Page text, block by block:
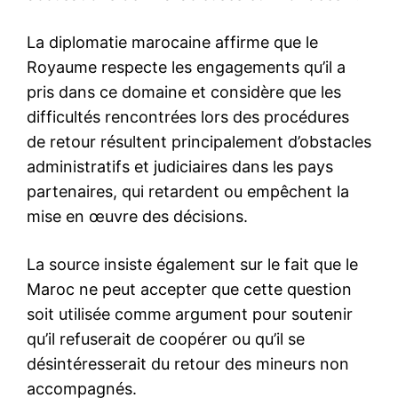
S'ABONNER MAINTENANT
Insight Publications
À propos
Nous contacter
Formules d’abonnement
Mon compte